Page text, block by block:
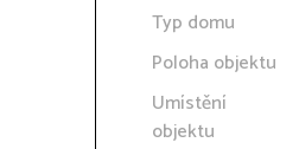
Typ domu
Poloha objektu
Umístění
objektu